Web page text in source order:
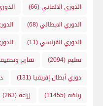
الدوري الالماني(66)
الدوري الايطالي(68)
الدوري الفرنسي(11)
تعليم(2094) تقارير
دوري أبطال إفريقيا (131)
رياضة(11455) زراعة(263)